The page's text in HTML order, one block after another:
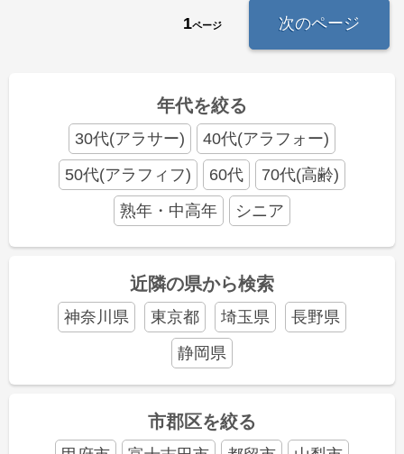
1ページ 次のページ
年代を絞る
30代(アラサー)
40代(アラフォー)
50代(アラフィフ)
60代
70代(高齢)
熟年・中高年
シニア
近隣の県から検索
神奈川県 東京都 埼玉県
長野県
静岡県
市郡区を絞る